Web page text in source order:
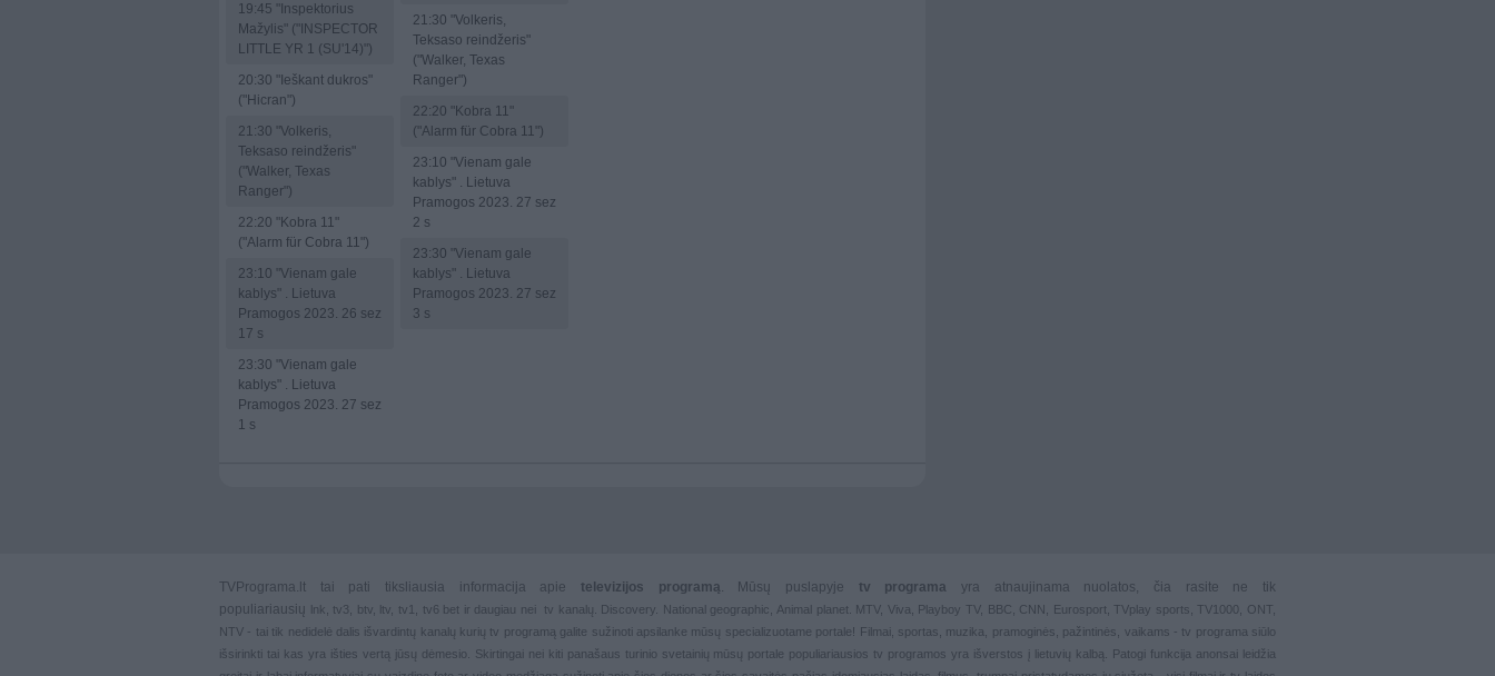
19:45 "Inspektorius
Mažylis" ("INSPECTOR
LITTLE YR 1 (SU'14)")
20:30 "Ieškant dukros"
("Hicran")
21:30 "Volkeris,
Teksaso reindžeris"
("Walker, Texas
Ranger")
22:20 "Kobra 11"
("Alarm für Cobra 11")
23:10 "Vienam gale
kablys" . Lietuva
Pramogos 2023. 26 sez
17 s
23:30 "Vienam gale
kablys" . Lietuva
Pramogos 2023. 27 sez
1 s
21:30 "Volkeris,
Teksaso reindžeris"
("Walker, Texas
Ranger")
22:20 "Kobra 11"
("Alarm für Cobra 11")
23:10 "Vienam gale
kablys" . Lietuva
Pramogos 2023. 27 sez
2 s
23:30 "Vienam gale
kablys" . Lietuva
Pramogos 2023. 27 sez
3 s
TVPrograma.lt tai pati tiksliausia informacija apie televizijos programą. Mūsų puslapyje tv programa
yra atnaujinama nuolatos, čia rasite ne tik
populiariausių lnk tv3 btv, ltv tv1 tv6 bet ir daugiau nei tv kanalų. Discovery. National geographic, Animal planet. MTV, Viva, Playboy TV, BBC, CNN, Eurosport, TVplay sports , TV1000, ONT,
NTV - tai tik nedidelė dalis išvardintų kanalų kurių tv programą galite sužinoti apsilanke mūsų specializuotame portale! Filmai, sportas muzika pramoginės pažintinės vaikams - tv programa siūlo
išsirinkti tai kas yra išties vertą jūsų dėmesio. Skirtingai nei kiti panašaus turinio svetainių mūsų portale populiariausios tv programos yra išverstos į lietuvių kalbą. Patogi funkcija anonsai leidžia